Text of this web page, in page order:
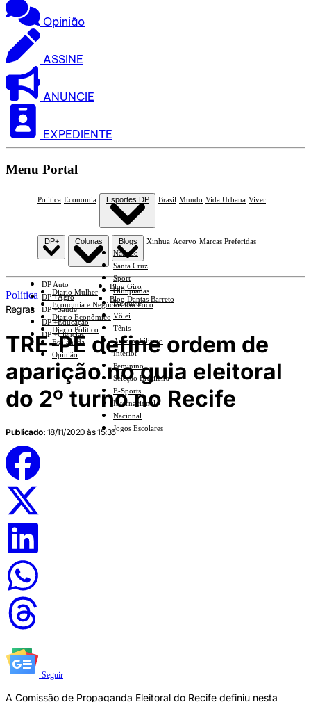
Opinião
ASSINE
ANUNCIE
EXPEDIENTE
Menu Portal
Política Economia Esportes DP
Náutico
Santa Cruz
Sport
Olimpíadas
Basquete
Vôlei
Tênis
Automobilismo
Interior
Feminino
Seleção Brasileira
E-Sports
Internacional
Nacional
Jogos Escolares
Brasil Mundo Vida Urbana Viver
DP+
DP Auto
DP +Agro
DP +Saúde
DP +Educação
DP +Ciências
Colunas
Diario Mulher
Economia e Negócios Em Foco
Diario Econômico
Diario Político
Esplanada
Opinião
Blogs
Blog Giro
Blog Dantas Barreto
Xinhua Acervo Marcas Preferidas
Política
Regras
TRE-PE define ordem de
aparição no guia eleitoral
do 2º turno no Recife
Publicado: 18/11/2020 às 15:35
Seguir
A Comissão de Propaganda Eleitoral do Recife definiu nesta